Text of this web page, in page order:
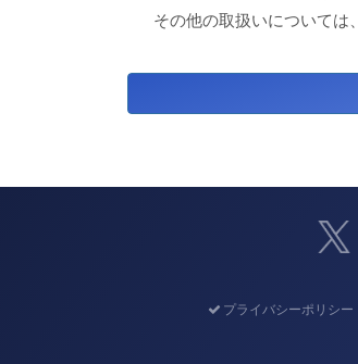
その他の取扱いについては、
プライバシーポリシー